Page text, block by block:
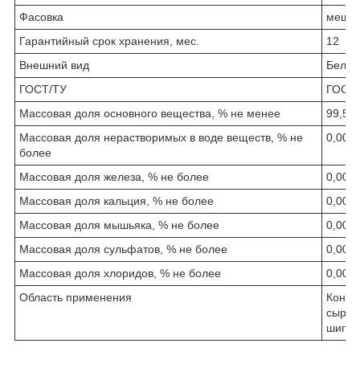
Фасовка
мешок
Гарантийный срок хранения, мес.
12
Внешний вид
ГОСТ/ТУ
ГОСТ
Массовая доля основного вещества, % не менее
99,5
Массовая доля нерастворимых в воде веществ, % не
более
0,003
Массовая доля железа, % не более
Массовая доля кальция, % не более
0,005
Массовая доля мышьяка, % не более
Массовая доля сульфатов, % не более
0,002
Массовая доля хлоридов, % не более
Область применения